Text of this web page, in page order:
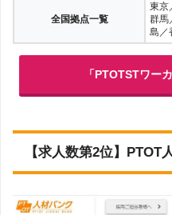
全国拠点一覧
東京
群馬
島／
「PTOTSTワー
【求人数第2位】PTOT